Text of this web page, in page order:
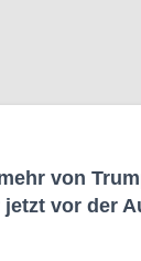
von
jetzt vor der